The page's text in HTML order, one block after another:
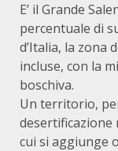
E’ il Grande
percentuale di
d’Italia, la zona
incluse, con la
boschiva.
Un territorio,
desertificazione
cui si aggiunge